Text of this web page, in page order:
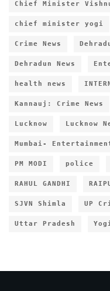
Chief Minister
chief minister yogi
Crime News
Dehradun News
health news
Kannauj: Crime News
Lucknow Lucknow
Mumbai-
PM MODI police
RAHUL GANDHI
SJVN Shimla UP
Uttar Pradesh